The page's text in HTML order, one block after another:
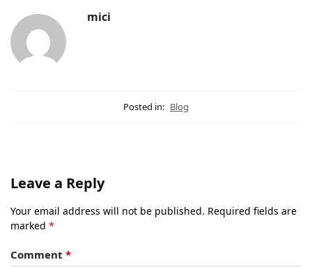
mici
Posted in: Blog
Leave a Reply
Your email address will not be published. Required fields are
marked *
Comment *